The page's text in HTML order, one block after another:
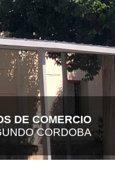
DE COMERCIO
CORDOBA